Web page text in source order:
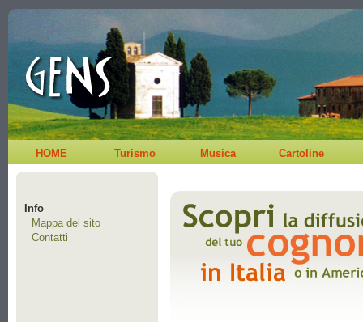
HOME Turismo Musica Cartoline
Info
Mappa del sito
Contatti